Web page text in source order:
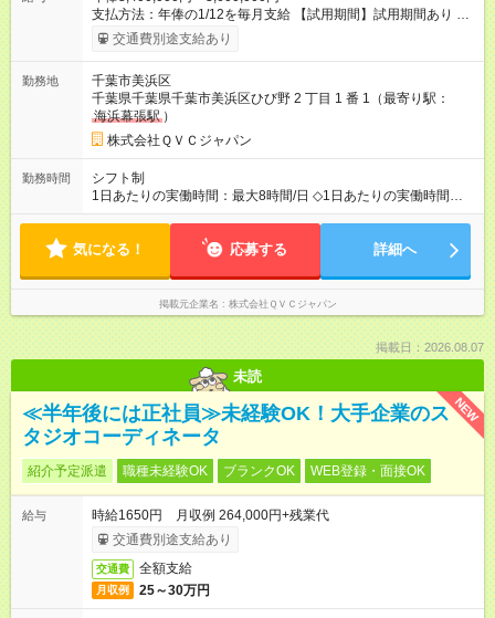
支払方法：年俸の1/12を毎月支給 【試用期間】試用期間あり 試
用期間の長さ：6ヶ月 雇用形態、給与は本採用時と同じです。
交通費別途支給あり
勤務地
千葉市美浜区
千葉県千葉県千葉市美浜区ひび野 2 丁目 1 番 1（最寄り駅：
海浜幕張駅 ）
株式会社ＱＶＣジャパン
勤務時間
シフト制
1日あたりの実働時間：最大8時間/日 ◇1日あたりの実働時間：8
時間 ◇シフト（6:00~26:00の間でシフトが発生します） ・早
番 ： 17:00~26:00 ＊勤務シフトは一定期間でローテーション ＊
気になる！ 応募する 詳細へ
掲載元企業名 株式会社ＱＶＣジャパン
掲載日：2026.08.07
未読
NEW
≪半年後には正社員≫未経験OK！大手企業のス
タジオコーディネータ
紹介予定派遣 職種未経験OK ブランクOK WEB登録・面接OK
給与
時給1650円 月収例 264,000円+残業代
交通費別途支給あり
交通費 全額支給
月収例 25～30万円